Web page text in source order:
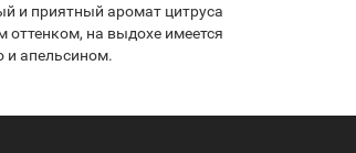
и приятный аромат цитруса
на выдохе имеется
и апельсином.